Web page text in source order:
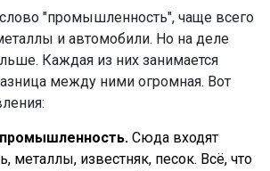
"промышленность", чаще всего
и автомобили. Но на деле
Каждая из них занимается
между ними огромная. Вот
Сюда входят
металлы, известняк, песок. Всё, что